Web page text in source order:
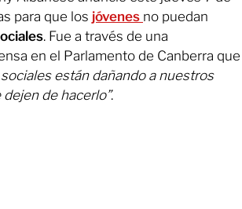
para que los jóvenes no puedan
. Fue a través de una
en el Parlamento de Canberra que
sociales están dañando a nuestros
de hacerlo”.